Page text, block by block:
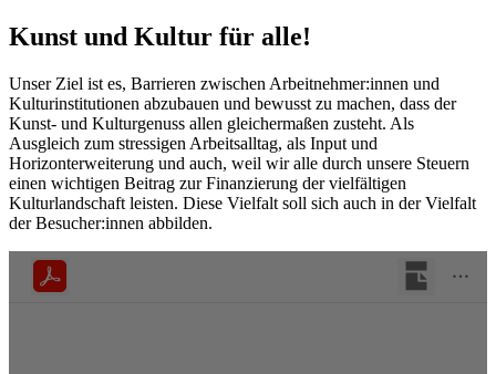
Kunst und Kultur für alle!
Unser Ziel ist es, Barrieren zwischen Arbeitnehmer:innen und
Kulturinstitutionen abzubauen und bewusst zu machen, dass der
Kunst- und Kulturgenuss allen gleichermaßen zusteht. Als
Ausgleich zum stressigen Arbeitsalltag, als Input und
Horizonterweiterung und auch, weil wir alle durch unsere Steuern
einen wichtigen Beitrag zur Finanzierung der vielfältigen
Kulturlandschaft leisten. Diese Vielfalt soll sich auch in der Vielfalt
der Besucher:innen abbilden.